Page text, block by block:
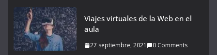
Viajes virtuales de la Web en el
aula
27 septiembre, 2021 0 Comments